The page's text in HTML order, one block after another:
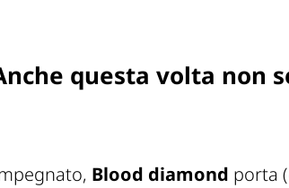
questa volta non
Blood diamond porta